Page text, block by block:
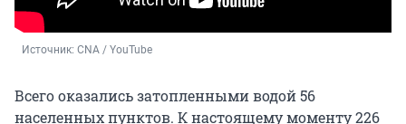
Источник: CNA / YouTube
Всего оказались затопленными водой 56
населенных пунктов. К настоящему моменту 226